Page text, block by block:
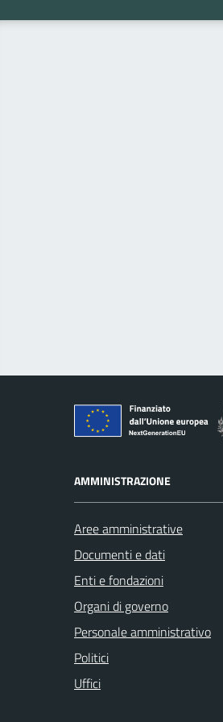
AMMINISTRAZIONE
Aree amministrative
Documenti e dati
Enti e fondazioni
Organi di governo
Personale amministrativo
Politici
Uffici